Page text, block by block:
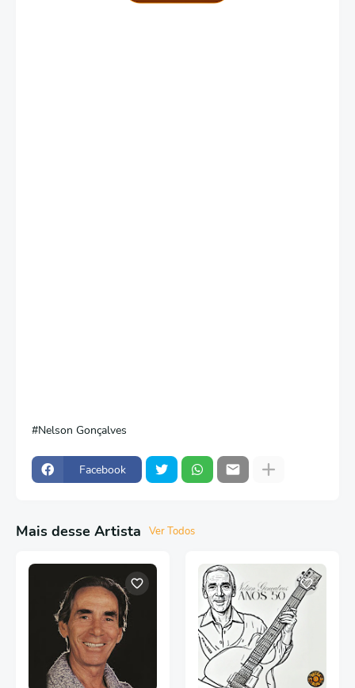
Nelson Gonçalves
Facebook
Mais desse Artista Ver Todos